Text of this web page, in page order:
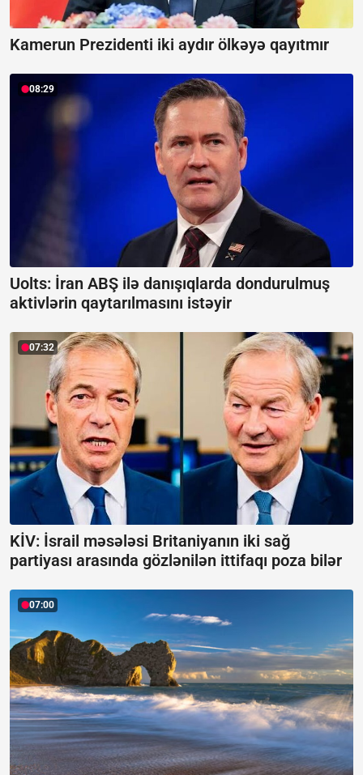
Kamerun Prezidenti iki aydır ölkəyə qayıtmır
08:29
Uolts: İran ABŞ ilə danışıqlarda dondurulmuş
aktivlərin qaytarılmasını istəyir
07:32
KİV: İsrail məsələsi Britaniyanın iki sağ
partiyası arasında gözlənilən ittifaqı poza bilər
07:00